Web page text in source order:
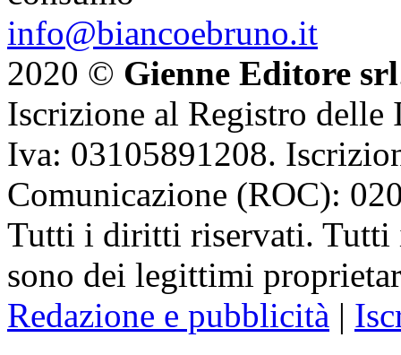
info@biancoebruno.it
2020 © Gienne Editore srl
Iscrizione al Registro delle
Iva: 03105891208.
Comunicazione (ROC):
Tutti i diritti riservati. Tutti
sono dei legittimi
Redazione e pubblicità |